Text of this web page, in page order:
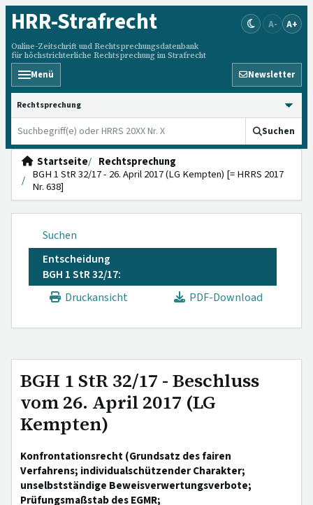
HRR-Strafrecht
Online-Zeitschrift und Rechtsprechungsdatenbank
für höchstrichterliche Rechtsprechung im Strafrecht
A- A+
Menü Newsletter
HRRS durchsuchen
Suchen
Startseite
Rechtsprechung
BGH 1 StR 32/17 - 26. April 2017 (LG Kempten) [= HRRS 2017
Nr. 638]
Suchen
Entscheidung
BGH 1 StR 32/17:
Druckansicht
PDF-Download
BGH 1 StR 32/17 - Beschluss
vom 26. April 2017 (LG
Kempten)
Konfrontationsrecht (Grundsatz des fairen
Verfahrens; individualschützender Charakter;
unselbstständige Beweisverwertungsverbote;
Prüfungsmaßstab des EGMR;